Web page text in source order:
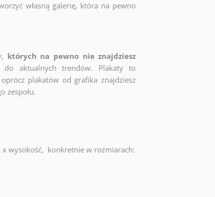
własną galerię, która na pewno
których na pewno nie znajdziesz
aktualnych trendów. Plakaty to
plakatów od grafika znajdziesz
zespołu.
wysokość, konkretnie w rozmiarach: